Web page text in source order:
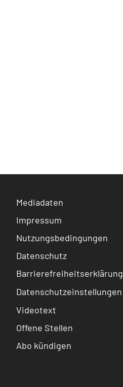
Mediadaten
Impressum
Nutzungsbedingungen
Datenschutz
Barrierefreiheitserklärung
Datenschutzeinstellungen
Videotext
Offene Stellen
Abo kündigen